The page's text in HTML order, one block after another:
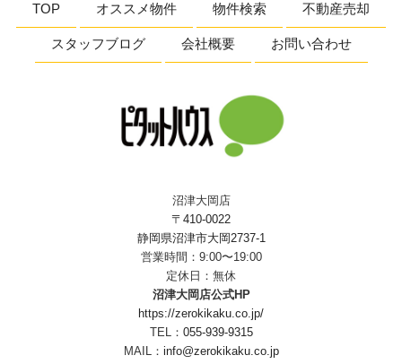
TOP オススメ物件 物件検索 不動産売却
スタッフブログ 会社概要 お問い合わせ
沼津大岡店
〒410-0022
静岡県沼津市大岡2737-1
営業時間：9:00〜19:00
定休日：無休
沼津大岡店公式HP
https://zerokikaku.co.jp/
TEL： 055-939-9315
MAIL： info@zerokikaku.co.jp